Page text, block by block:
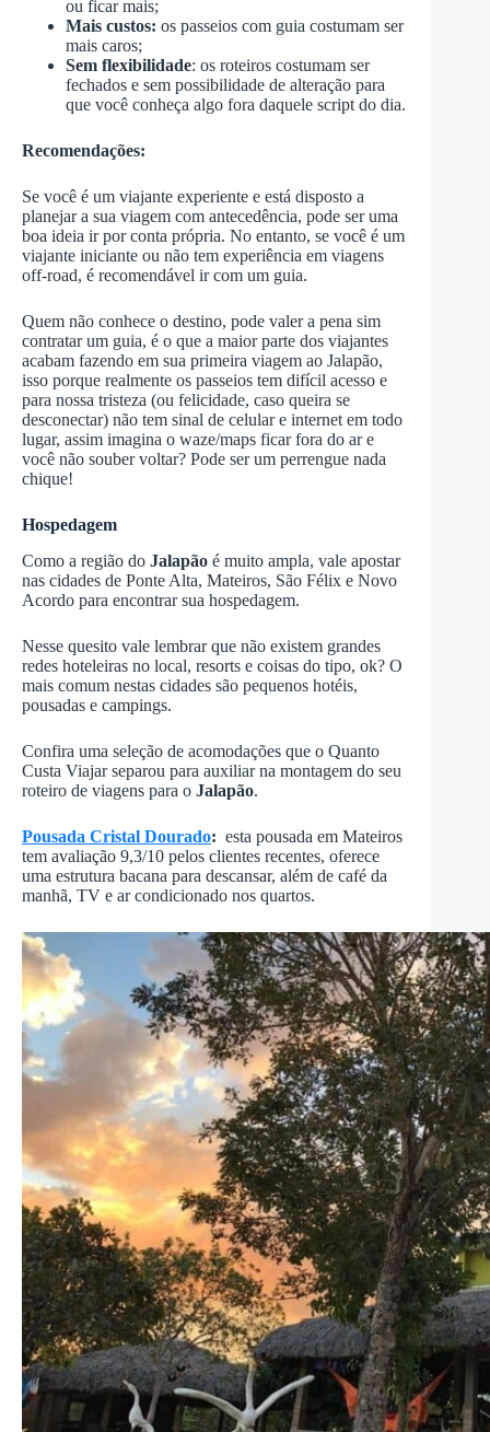
ou ficar mais;
Mais custos: os passeios com guia costumam ser
mais caros;
Sem flexibilidade: os roteiros costumam ser
fechados e sem possibilidade de alteração para
que você conheça algo fora daquele script do dia.
Recomendações:
Se você é um viajante experiente e está disposto a
planejar a sua viagem com antecedência, pode ser uma
boa ideia ir por conta própria. No entanto, se você é um
viajante iniciante ou não tem experiência em viagens
off-road, é recomendável ir com um guia.
Quem não conhece o destino, pode valer a pena sim
contratar um guia, é o que a maior parte dos viajantes
acabam fazendo em sua primeira viagem ao Jalapão,
isso porque realmente os passeios tem difícil acesso e
para nossa tristeza (ou felicidade, caso queira se
desconectar) não tem sinal de celular e internet em todo
lugar, assim imagina o waze/maps ficar fora do ar e
você não souber voltar? Pode ser um perrengue nada
chique!
Hospedagem
Como a região do Jalapão é muito ampla, vale apostar
nas cidades de Ponte Alta, Mateiros, São Félix e Novo
Acordo para encontrar sua hospedagem.
Nesse quesito vale lembrar que não existem grandes
redes hoteleiras no local, resorts e coisas do tipo, ok? O
mais comum nestas cidades são pequenos hotéis,
pousadas e campings.
Confira uma seleção de acomodações que o Quanto
Custa Viajar separou para auxiliar na montagem do seu
roteiro de viagens para o Jalapão.
Pousada Cristal Dourado: esta pousada em Mateiros
tem avaliação 9,3/10 pelos clientes recentes, oferece
uma estrutura bacana para descansar, além de café da
manhã, TV e ar condicionado nos quartos.